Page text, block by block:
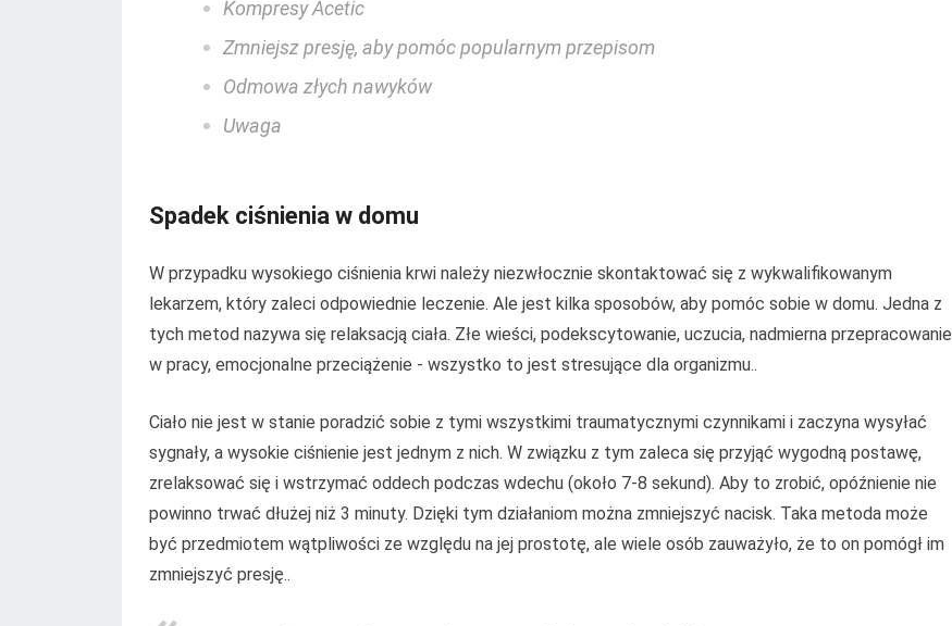
Kompresy Acetic
Zmniejsz presję, aby pomóc popularnym przepisom
Odmowa złych nawyków
Uwaga
Spadek ciśnienia w domu
W przypadku wysokiego ciśnienia krwi należy niezwłocznie skontaktować się z wykwalifikowanym
lekarzem, który zaleci odpowiednie leczenie. Ale jest kilka sposobów, aby pomóc sobie w domu. Jedna z
tych metod nazywa się relaksacją ciała. Złe wieści, podekscytowanie, uczucia, nadmierna przepracowanie
w pracy, emocjonalne przeciążenie - wszystko to jest stresujące dla organizmu..
Ciało nie jest w stanie poradzić sobie z tymi wszystkimi traumatycznymi czynnikami i zaczyna wysyłać
sygnały, a wysokie ciśnienie jest jednym z nich. W związku z tym zaleca się przyjąć wygodną postawę,
zrelaksować się i wstrzymać oddech podczas wdechu (około 7-8 sekund). Aby to zrobić, opóźnienie nie
powinno trwać dłużej niż 3 minuty. Dzięki tym działaniom można zmniejszyć nacisk. Taka metoda może
być przedmiotem wątpliwości ze względu na jej prostotę, ale wiele osób zauważyło, że to on pomógł im
zmniejszyć presję..